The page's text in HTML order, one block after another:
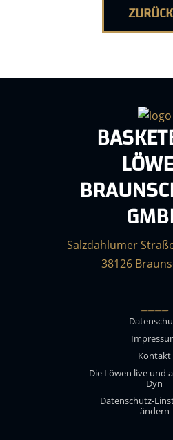
ZURÜCK
Salzdahlumer
38126
____
Kontakt
Die Löwen live und
Dyn
Datenschutz-
ändern